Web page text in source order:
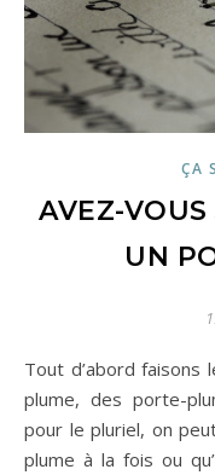
ÇA
AVEZ-
UN
Tout d’abord
plume, des porte-
pour le pluriel, on
plume à la fois ou